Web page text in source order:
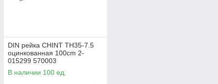
DIN рейка CHINT TH35-7.5
оцинкованная 100cm 2-
015299 570003
В наличии 100 ед.